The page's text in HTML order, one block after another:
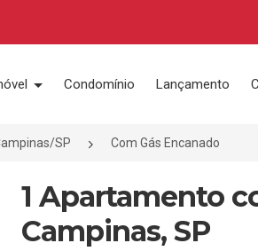
Condomínio Lançamento
SP Com Gás Encanado
1 Apartamento
Campinas, SP